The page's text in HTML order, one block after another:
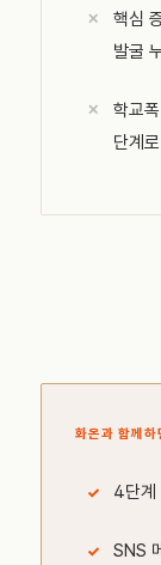
핵심
발굴
학교
단계
화온과 함께하
4단계
SNS